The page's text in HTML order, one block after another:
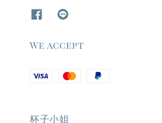
We accept
杯子小姐